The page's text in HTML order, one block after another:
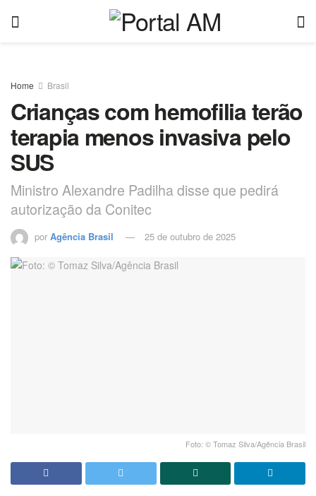
Home Brasil
Crianças com hemofilia terão
terapia menos invasiva pelo
SUS
Ministro Alexandre Padilha disse que pedirá
autorização da Conitec
por Agência Brasil 25 de outubro de 2025
Foto: © Tomaz Silva/Agência Brasil